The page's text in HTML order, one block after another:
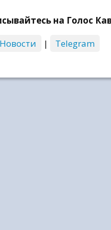
на Голос
| Telegram